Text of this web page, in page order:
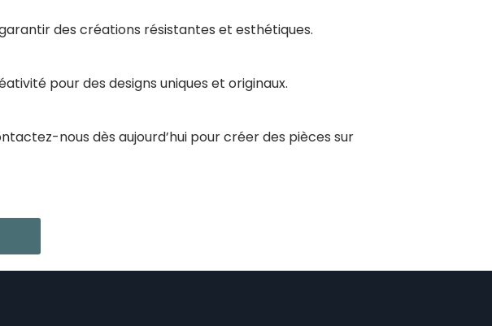
des créations résistantes et esthétiques.
pour des designs uniques et originaux.
nous dès aujourd’hui pour créer des pièces sur